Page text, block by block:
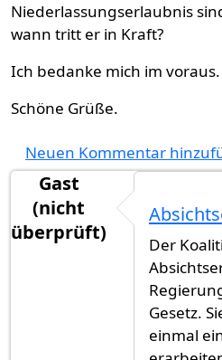
Niederlassungserlaubnis
wann tritt er in Kraft?
Ich bedanke mich im voraus.
Schöne Grüße.
Neuen Kommentar
Gast
(nicht
überprüft)
Der
Gesetz.
einmal